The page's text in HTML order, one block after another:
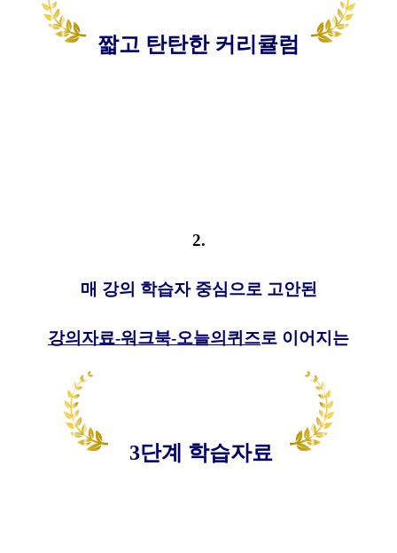
짧고 탄탄한 커리큘럼
2.
매 강의 학습자 중심으로 고안된
강의자료-워크북-오늘의퀴즈로 이어지는
3단계 학습자료